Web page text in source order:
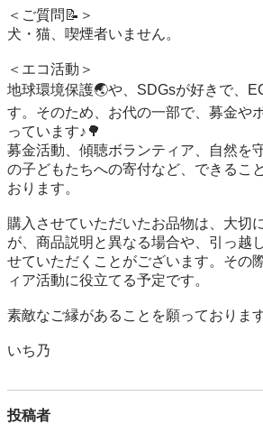
＜ご質問📝＞
犬・猫、喫煙者いません。
＜エコ活動＞
地球環境保護🌏️や、SDGsが好きで、
す。そのため、お代の一部で、募金や
っています♪🌳
募金活動、傾聴ボランティア、自然を
の子どもたちへの寄付など、できるこ
おります。
購入させていただいたお品物は、大切
が、商品説明と異なる場合や、引っ越
せていただくことがございます。その
ィア活動に役立てる予定です。
素敵なご縁があることを願っておりま
いち乃
投稿者